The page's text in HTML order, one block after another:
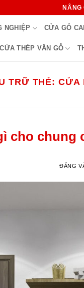
NÂNG
NGHIỆP CỬA GỖ
CỬA THÉP VÂN GỖ
TRỮ THẺ:CỬA
cho chung
ĐĂNG